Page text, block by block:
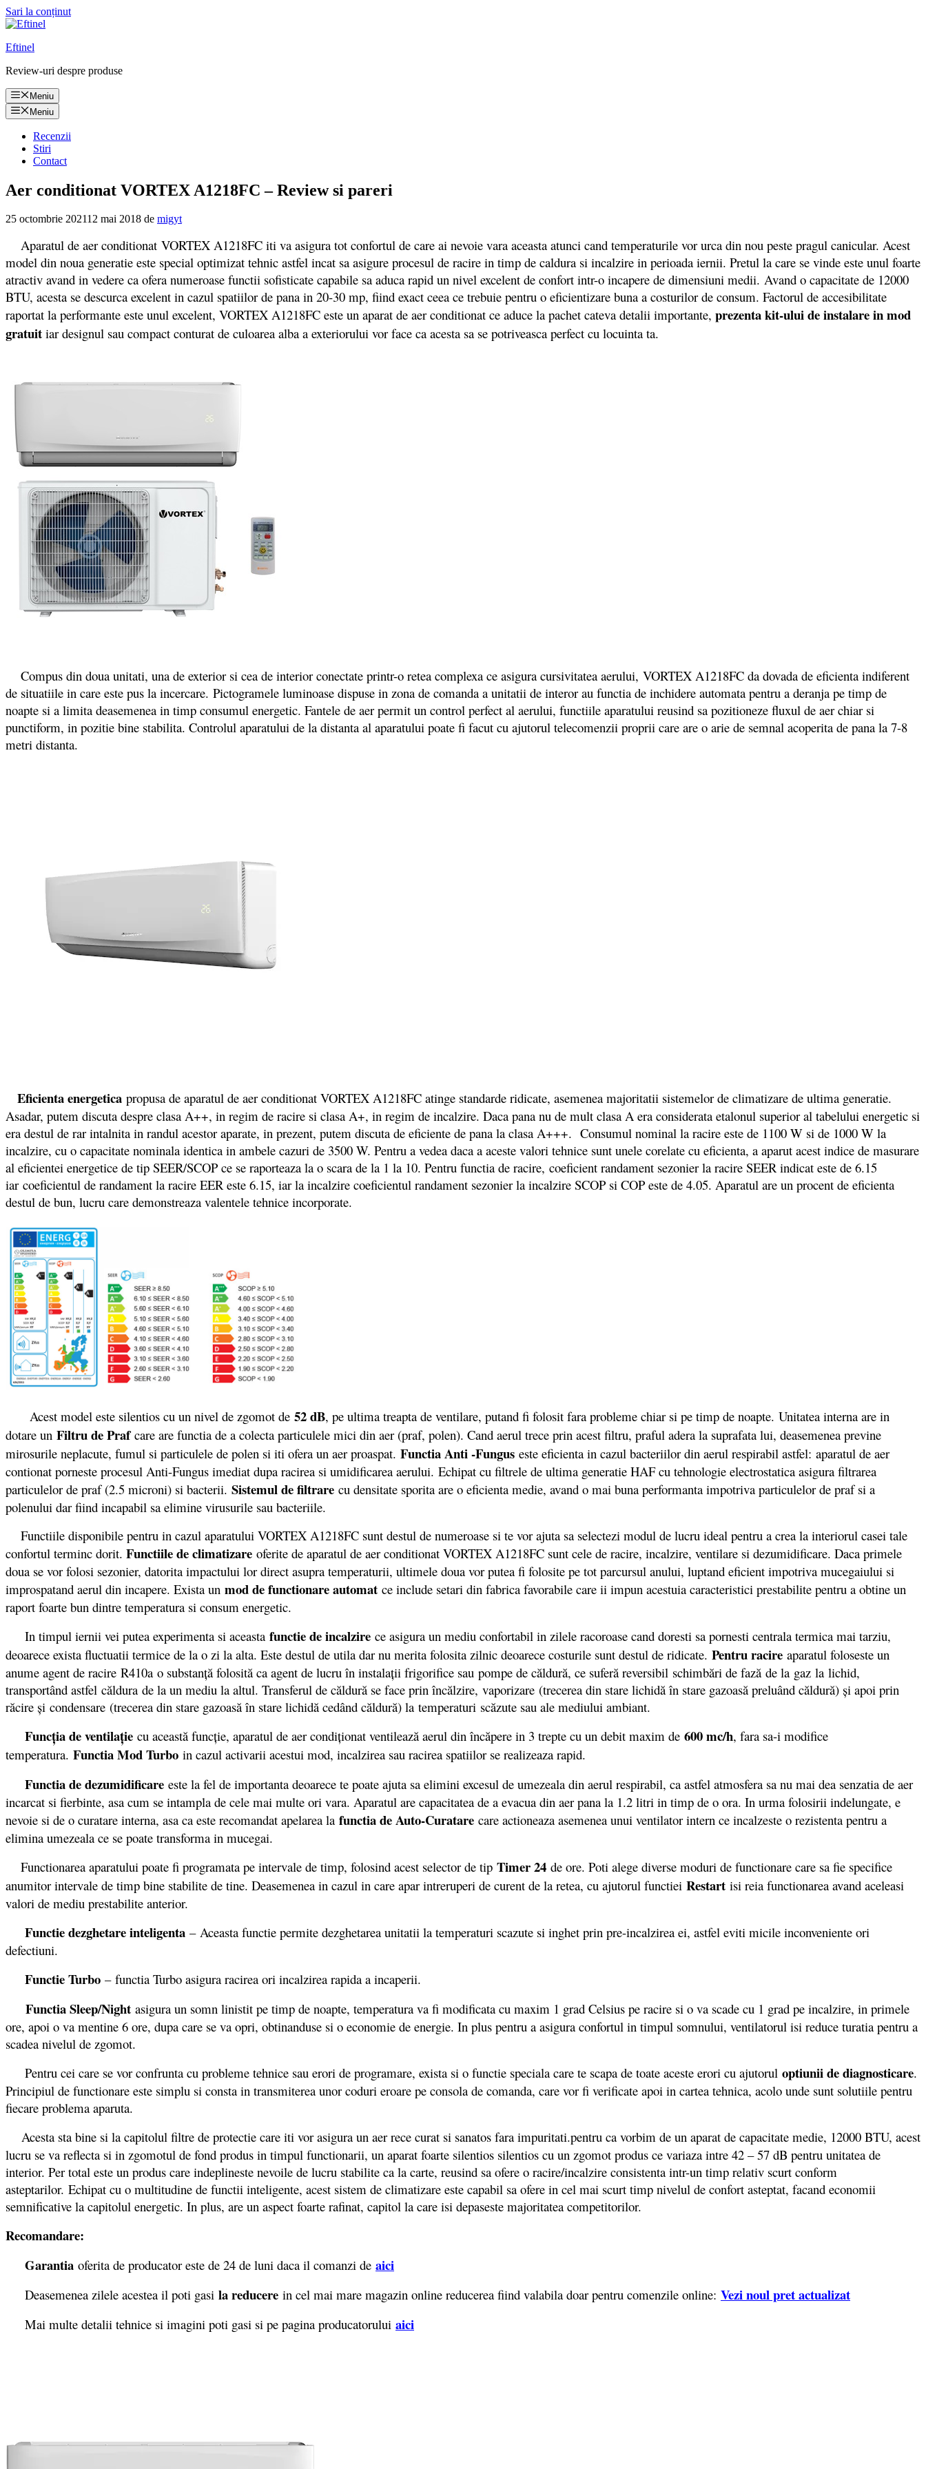
Sari la conținut
Eftinel
Review-uri despre produse
Meniu
Meniu
Recenzii
Stiri
Contact
Aer conditionat VORTEX A1218FC – Review si pareri
25 octombrie 202112 mai 2018 de migyt
Aparatul de aer conditionat VORTEX A1218FC iti va asigura tot confortul de care ai nevoie vara aceasta atunci cand temperaturile vor urca din nou peste pragul canicular. Acest
model din noua generatie este special optimizat tehnic astfel incat sa asigure procesul de racire in timp de caldura si incalzire in perioada iernii. Pretul la care se vinde este unul foarte
atractiv avand in vedere ca ofera numeroase functii sofisticate capabile sa aduca rapid un nivel excelent de confort intr-o incapere de dimensiuni medii. Avand o capacitate de 12000
BTU, acesta se descurca excelent in cazul spatiilor de pana in 20-30 mp, fiind exact ceea ce trebuie pentru o eficientizare buna a costurilor de consum. Factorul de accesibilitate
raportat la performante este unul excelent, VORTEX A1218FC este un aparat de aer conditionat ce aduce la pachet cateva detalii importante, prezenta kit-ului de instalare in mod
gratuit iar designul sau compact conturat de culoarea alba a exteriorului vor face ca acesta sa se potriveasca perfect cu locuinta ta.
Compus din doua unitati, una de exterior si cea de interior conectate printr-o retea complexa ce asigura cursivitatea aerului, VORTEX A1218FC da dovada de eficienta indiferent
de situatiile in care este pus la incercare. Pictogramele luminoase dispuse in zona de comanda a unitatii de interor au functia de inchidere automata pentru a deranja pe timp de
noapte si a limita deasemenea in timp consumul energetic. Fantele de aer permit un control perfect al aerului, functiile aparatului reusind sa pozitioneze fluxul de aer chiar si
punctiform, in pozitie bine stabilita. Controlul aparatului de la distanta al aparatului poate fi facut cu ajutorul telecomenzii proprii care are o arie de semnal acoperita de pana la 7-8
metri distanta.
Eficienta energetica propusa de aparatul de aer conditionat VORTEX A1218FC atinge standarde ridicate, asemenea majoritatii sistemelor de climatizare de ultima generatie.
Asadar, putem discuta despre clasa A++, in regim de racire si clasa A+, in regim de incalzire. Daca pana nu de mult clasa A era considerata etalonul superior al tabelului energetic si
era destul de rar intalnita in randul acestor aparate, in prezent, putem discuta de eficiente de pana la clasa A+++. Consumul nominal la racire este de 1100 W si de 1000 W la
incalzire, cu o capacitate nominala identica in ambele cazuri de 3500 W. Pentru a vedea daca a aceste valori tehnice sunt unele corelate cu eficienta, a aparut acest indice de masurare
al eficientei energetice de tip SEER/SCOP ce se raporteaza la o scara de la 1 la 10. Pentru functia de racire, coeficient randament sezonier la racire SEER indicat este de 6.15
iar coeficientul de randament la racire EER este 6.15, iar la incalzire coeficientul randament sezonier la incalzire SCOP si COP este de 4.05. Aparatul are un procent de eficienta
destul de bun, lucru care demonstreaza valentele tehnice incorporate.
Acest model este silentios cu un nivel de zgomot de 52 dB, pe ultima treapta de ventilare, putand fi folosit fara probleme chiar si pe timp de noapte. Unitatea interna are in
dotare un Filtru de Prafcare are functia de a colecta particulele mici din aer (praf, polen). Cand aerul trece prin acest filtru, praful adera la suprafata lui, deasemenea previne
mirosurile neplacute, fumul si particulele de polen si iti ofera un aer proaspat. Functia Anti -Fungus este eficienta in cazul bacteriilor din aerul respirabil astfel: aparatul de aer
contionat porneste procesul Anti-Fungus imediat dupa racirea si umidificarea aerului. Echipat cu filtrele de ultima generatie HAF cu tehnologie electrostatica asigura filtrarea
particulelor de praf (2.5 microni) si bacterii. Sistemul de filtrare cu densitate sporita are o eficienta medie, avand o mai buna performanta impotriva particulelor de praf si a
polenului dar fiind incapabil sa elimine virusurile sau bacteriile.
Functiile disponibile pentru in cazul aparatului VORTEX A1218FC sunt destul de numeroase si te vor ajuta sa selectezi modul de lucru ideal pentru a crea la interiorul casei tale
confortul terminc dorit. Functiile de climatizare oferite de aparatul de aer conditionat VORTEX A1218FC sunt cele de racire, incalzire, ventilare si dezumidificare. Daca primele
doua se vor folosi sezonier, datorita impactului lor direct asupra temperaturii, ultimele doua vor putea fi folosite pe tot parcursul anului, luptand eficient impotriva mucegaiului si
improspatand aerul din incapere. Exista un mod de functionare automat ce include setari din fabrica favorabile care ii impun acestuia caracteristici prestabilite pentru a obtine un
raport foarte bun dintre temperatura si consum energetic.
In timpul iernii vei putea experimenta si aceasta functie de incalzire ce asigura un mediu confortabil in zilele racoroase cand doresti sa pornesti centrala termica mai tarziu,
deoarece exista fluctuatii termice de la o zi la alta. Este destul de utila dar nu merita folosita zilnic deoarece costurile sunt destul de ridicate. Pentru racire aparatul foloseste un
anume agent de racire R410a o substanță folosită ca agent de lucru în instalații frigorifice sau pompe de căldură, ce suferă reversibil schimbări de fază de la gaz la lichid,
transportând astfel căldura de la un mediu la altul. Transferul de căldură se face prin încălzire, vaporizare (trecerea din stare lichidă în stare gazoasă preluând căldură) și apoi prin
răcire și condensare (trecerea din stare gazoasă în stare lichidă cedând căldură) la temperaturi scăzute sau ale mediului ambiant.
Funcţia de ventilaţie cu această funcţie, aparatul de aer condiţionat ventilează aerul din încăpere in 3 trepte cu un debit maxim de 600 mc/h, fara sa-i modifice
temperatura. Functia Mod Turbo in cazul activarii acestui mod, incalzirea sau racirea spatiilor se realizeaza rapid.
Functia de dezumidificare este la fel de importanta deoarece te poate ajuta sa elimini excesul de umezeala din aerul respirabil, ca astfel atmosfera sa nu mai dea senzatia de aer
incarcat si fierbinte, asa cum se intampla de cele mai multe ori vara. Aparatul are capacitatea de a evacua din aer pana la 1.2 litri in timp de o ora. In urma folosirii indelungate, e
nevoie si de o curatare interna, asa ca este recomandat apelarea la functia de Auto-Curatare care actioneaza asemenea unui ventilator intern ce incalzeste o rezistenta pentru a
elimina umezeala ce se poate transforma in mucegai.
Functionarea aparatului poate fi programata pe intervale de timp, folosind acest selector de tip Timer 24 de ore. Poti alege diverse moduri de functionare care sa fie specifice
anumitor intervale de timp bine stabilite de tine. Deasemenea in cazul in care apar intreruperi de curent de la retea, cu ajutorul functiei Restart isi reia functionarea avand aceleasi
valori de mediu prestabilite anterior.
Functie dezghetare inteligenta – Aceasta functie permite dezghetarea unitatii la temperaturi scazute si inghet prin pre-incalzirea ei, astfel eviti micile inconveniente ori
defectiuni.
Functie Turbo – functia Turbo asigura racirea ori incalzirea rapida a incaperii.
Functia Sleep/Night asigura un somn linistit pe timp de noapte, temperatura va fi modificata cu maxim 1 grad Celsius pe racire si o va scade cu 1 grad pe incalzire, in primele
ore, apoi o va mentine 6 ore, dupa care se va opri, obtinanduse si o economie de energie. In plus pentru a asigura confortul in timpul somnului, ventilatorul isi reduce turatia pentru a
scadea nivelul de zgomot.
Pentru cei care se vor confrunta cu probleme tehnice sau erori de programare, exista si o functie speciala care te scapa de toate aceste erori cu ajutorul optiunii de diagnosticare.
Principiul de functionare este simplu si consta in transmiterea unor coduri eroare pe consola de comanda, care vor fi verificate apoi in cartea tehnica, acolo unde sunt solutiile pentru
fiecare problema aparuta.
Acesta sta bine si la capitolul filtre de protectie care iti vor asigura un aer rece curat si sanatos fara impuritati.pentru ca vorbim de un aparat de capacitate medie, 12000 BTU, acest
lucru se va reflecta si in zgomotul de fond produs in timpul functionarii, un aparat foarte silentios silentios cu un zgomot produs ce variaza intre 42 – 57 dB pentru unitatea de
interior. Per total este un produs care indeplineste nevoile de lucru stabilite ca la carte, reusind sa ofere o racire/incalzire consistenta intr-un timp relativ scurt conform
asteptarilor. Echipat cu o multitudine de functii inteligente, acest sistem de climatizare este capabil sa ofere in cel mai scurt timp nivelul de confort asteptat, facand economii
semnificative la capitolul energetic. In plus, are un aspect foarte rafinat, capitol la care isi depaseste majoritatea competitorilor.
Recomandare:
Garantia oferita de producator este de 24 de luni daca il comanzi de aici
Deasemenea zilele acestea il poti gasi la reducere in cel mai mare magazin online reducerea fiind valabila doar pentru comenzile online: Vezi noul pret actualizat
Mai multe detalii tehnice si imagini poti gasi si pe pagina producatorului aici